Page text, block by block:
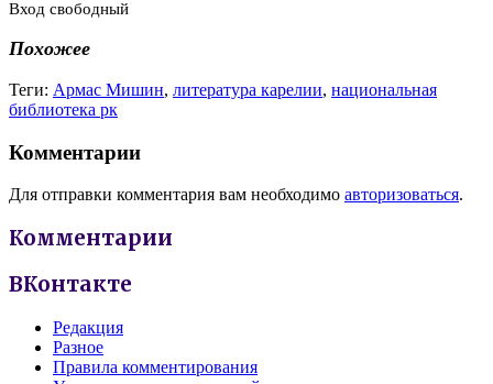
Вход свободный
Похожее
Теги: Армас Мишин, литература карелии, национальная
библиотека рк
Комментарии
Для отправки комментария вам необходимо авторизоваться.
Комментарии
ВКонтакте
Редакция
Разное
Правила комментирования